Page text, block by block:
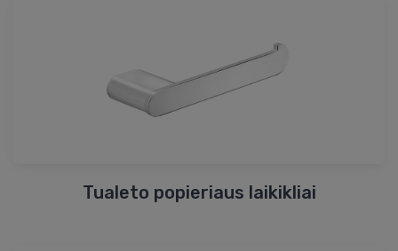
Tualeto popieriaus laikikliai